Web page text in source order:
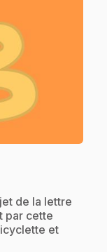
de la lettre
par cette
et